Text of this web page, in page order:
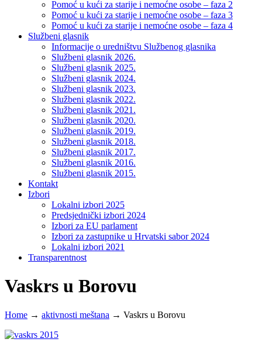
Pomoć u kući za starije i nemoćne osobe – faza 2
Pomoć u kući za starije i nemoćne osobe – faza 3
Pomoć u kući za starije i nemoćne osobe – faza 4
Službeni glasnik
Informacije o uredništvu Službenog glasnika
Službeni glasnik 2026.
Službeni glasnik 2025.
Službeni glasnik 2024.
Službeni glasnik 2023.
Službeni glasnik 2022.
Službeni glasnik 2021.
Službeni glasnik 2020.
Službeni glasnik 2019.
Službeni glasnik 2018.
Službeni glasnik 2017.
Službeni glasnik 2016.
Službeni glasnik 2015.
Kontakt
Izbori
Lokalni izbori 2025
Predsjednički izbori 2024
Izbori za EU parlament
Izbori za zastupnike u Hrvatski sabor 2024
Lokalni izbori 2021
Transparentnost
Vaskrs u Borovu
Home → aktivnosti meštana → Vaskrs u Borovu